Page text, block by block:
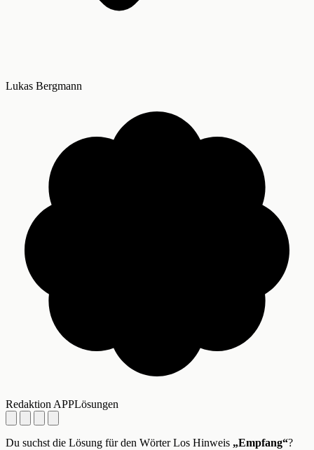
Lukas Bergmann
Redaktion APPLösungen
Du suchst die Lösung für den Wörter Los Hinweis „Empfang“?